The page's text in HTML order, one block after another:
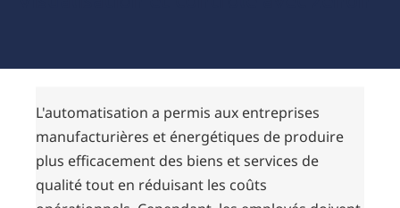
L'automatisation a permis aux entreprises
manufacturières et énergétiques de produire
plus efficacement des biens et services de
qualité tout en réduisant les coûts